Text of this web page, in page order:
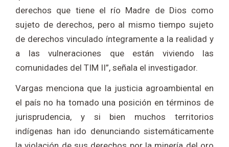
derechos que tiene el río Madre de Dios como
sujeto de derechos, pero al mismo tiempo sujeto
de derechos vinculado íntegramente a la realidad y
a las vulneraciones que están viviendo las
comunidades del TIM II”, señala el investigador.
Vargas menciona que la justicia agroambiental en
el país no ha tomado una posición en términos de
jurisprudencia, y si bien muchos territorios
indígenas han ido denunciando sistemáticamente